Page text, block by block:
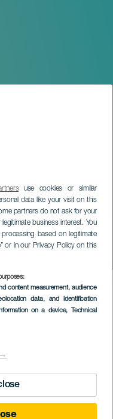
use cookies or similar
data like your visit on this
partners do not ask for your
business interest. You
based on legitimate
or in our Privacy Policy on this
content measurement, audience
data, and identification
on a device, Technical